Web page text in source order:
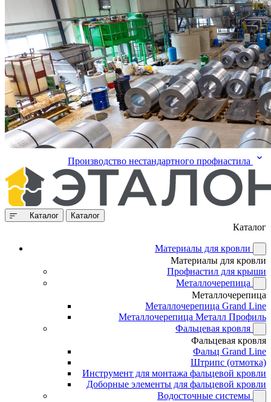
Производство нестандартного профнастила
Каталог Каталог
Каталог
Материалы для кровли
Материалы для кровли
Профнастил для крыши
Металлочерепица
Металлочерепица
Металлочерепица Grand Line
Металлочерепица Металл Профиль
Фальцевая кровля
Фальцевая кровля
Фальц Grand Line
Штрипс (отмотка)
Инструмент для монтажа фальцевой кровли
Доборные элементы для фальцевой кровли
Водосточные системы